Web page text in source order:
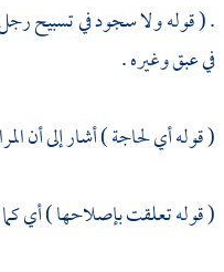
. ( قوله ولا سجود في تسبيح رجل
فيعبقوغيره .
( قوله أي لحاجة ) أشار إلى أن
( قوله تعلقت بإصلاحها ) أي